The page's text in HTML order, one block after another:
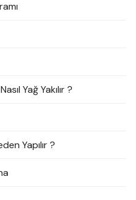
Yağ Yakılır ?
Yapılır ?